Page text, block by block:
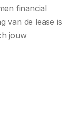
financial
van de lease is
jouw